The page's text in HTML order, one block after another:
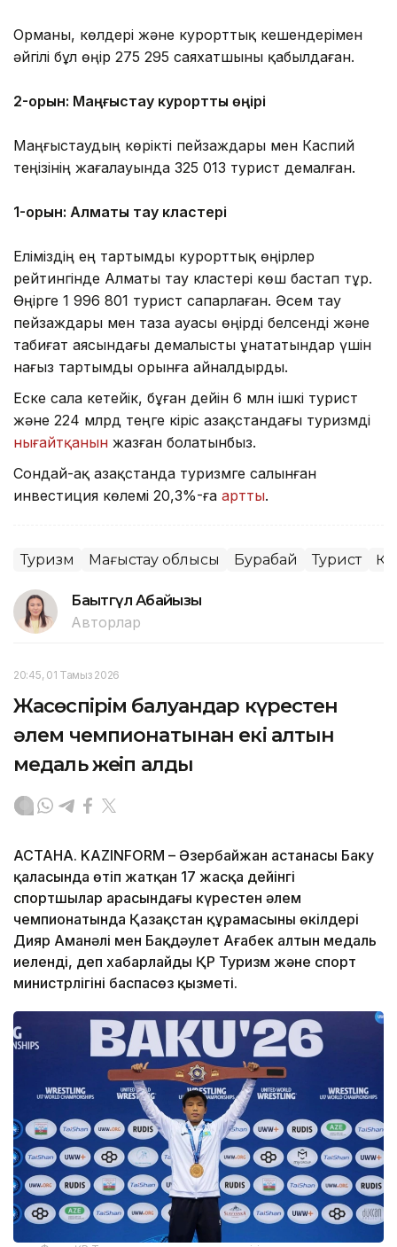
Орманы, көлдері және курорттық кешендерімен
әйгілі бұл өңір 275 295 саяхатшыны қабылдаған.
2-орын: Маңғыстау курорттық өңірі
Маңғыстаудың көрікті пейзаждары мен Каспий
теңізінің жағалауында 325 013 турист демалған.
1-орын: Алматы тау кластері
Еліміздің ең тартымды курорттық өңірлер
рейтингінде Алматы тау кластері көш бастап тұр.
Өңірге 1 996 801 турист сапарлаған. Әсем тау
пейзаждары мен таза ауасы өңірді белсенді және
табиғат аясындағы демалысты ұнататындар үшін
нағыз тартымды орынға айналдырды.
Еске сала кетейік, бұған дейін 6 млн ішкі турист
және 224 млрд теңге кіріс Қазақстандағы туризмді
нығайтқанын жазған болатынбыз.
Сондай-ақ Қазақстанда туризмге салынған
инвестиция көлемі 20,3%-ға артты.
Туризм Маңғыстау облысы Бурабай Турист ҚР
Бақытгүл Абайқызы
Авторлар
20:45, 01 Тамыз 2026
Жасөспірім балуандар күрестен
әлем чемпионатынан екі алтын
медаль жеңіп алды
АСТАНА. KAZINFORM – Әзербайжан астанасы Баку
қаласында өтіп жатқан 17 жасқа дейінгі
спортшылар арасындағы күрестен әлем
чемпионатында Қазақстан құрамасының өкілдері
Дияр Аманәлі мен Бақдәулет Ағабек алтын медаль
иеленді, деп хабарлайды ҚР Туризм және спорт
министрлігінің баспасөз қызметі.